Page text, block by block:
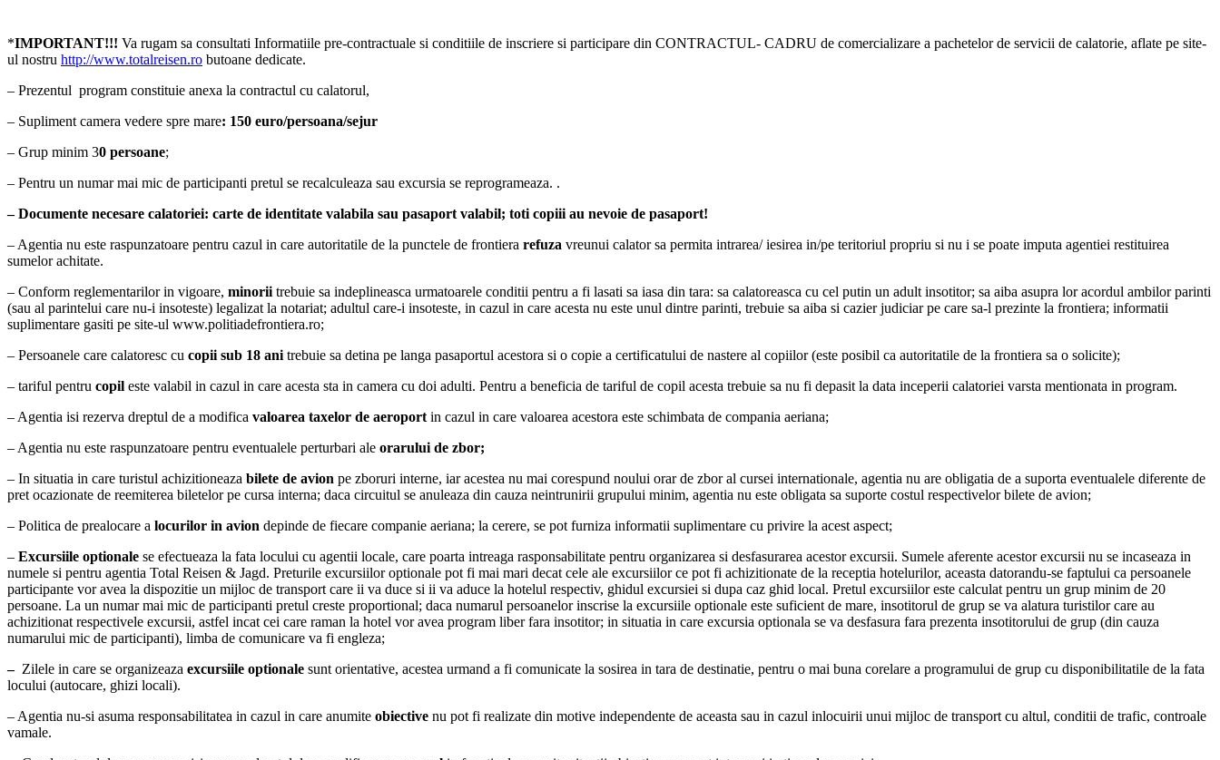
*IMPORTANT!!! Va rugam sa consultati Informatiile pre-contractuale si conditiile de inscriere si participare din CONTRACTUL- CADRU de comercializare a pachetelor de servicii de calatorie, aflate pe site-
ul nostru http://www.totalreisen.ro butoane dedicate.
– Prezentul program constituie anexa la contractul cu calatorul,
– Supliment camera vedere spre mare: 150 euro/persoana/sejur
– Grup minim 30 persoane;
– Pentru un numar mai mic de participanti pretul se recalculeaza sau excursia se reprogrameaza. .
– Documente necesare calatoriei: carte de identitate valabila sau pasaport valabil; toti copiii au nevoie de pasaport!
– Agentia nu este raspunzatoare pentru cazul in care autoritatile de la punctele de frontiera refuza vreunui calator sa permita intrarea/ iesirea in/pe teritoriul propriu si nu i se poate imputa agentiei restituirea
sumelor achitate.
– Conform reglementarilor in vigoare, minorii trebuie sa indeplineasca urmatoarele conditii pentru a fi lasati sa iasa din tara: sa calatoreasca cu cel putin un adult insotitor; sa aiba asupra lor acordul ambilor parinti
(sau al parintelui care nu-i insoteste) legalizat la notariat; adultul care-i insoteste, in cazul in care acesta nu este unul dintre parinti, trebuie sa aiba si cazier judiciar pe care sa-l prezinte la frontiera; informatii
suplimentare gasiti pe site-ul www.politiadefrontiera.ro;
– Persoanele care calatoresc cu copii sub 18 ani trebuie sa detina pe langa pasaportul acestora si o copie a certificatului de nastere al copiilor (este posibil ca autoritatile de la frontiera sa o solicite);
– tariful pentru copil este valabil in cazul in care acesta sta in camera cu doi adulti. Pentru a beneficia de tariful de copil acesta trebuie sa nu fi depasit la data inceperii calatoriei varsta mentionata in program.
– Agentia isi rezerva dreptul de a modifica valoarea taxelor de aeroport in cazul in care valoarea acestora este schimbata de compania aeriana;
– Agentia nu este raspunzatoare pentru eventualele perturbari ale orarului de zbor;
– In situatia in care turistul achizitioneaza bilete de avion pe zboruri interne, iar acestea nu mai corespund noului orar de zbor al cursei internationale, agentia nu are obligatia de a suporta eventualele diferente de
pret ocazionate de reemiterea biletelor pe cursa interna; daca circuitul se anuleaza din cauza neintrunirii grupului minim, agentia nu este obligata sa suporte costul respectivelor bilete de avion;
– Politica de prealocare a locurilor in avion depinde de fiecare companie aeriana; la cerere, se pot furniza informatii suplimentare cu privire la acest aspect;
– Excursiile optionale se efectueaza la fata locului cu agentii locale, care poarta intreaga rasponsabilitate pentru organizarea si desfasurarea acestor excursii. Sumele aferente acestor excursii nu se incaseaza in
numele si pentru agentia Total Reisen & Jagd. Preturile excursiilor optionale pot fi mai mari decat cele ale excursiilor ce pot fi achizitionate de la receptia hotelurilor, aceasta datorandu-se faptului ca persoanele
participante vor avea la dispozitie un mijloc de transport care ii va duce si ii va aduce la hotelul respectiv, ghidul excursiei si dupa caz ghid local. Pretul excursiilor este calculat pentru un grup minim de 20
persoane. La un numar mai mic de participanti pretul creste proportional; daca numarul persoanelor inscrise la excursiile optionale este suficient de mare, insotitorul de grup se va alatura turistilor care au
achizitionat respectivele excursii, astfel incat cei care raman la hotel vor avea program liber fara insotitor; in situatia in care excursia optionala se va desfasura fara prezenta insotitorului de grup (din cauza
numarului mic de participanti), limba de comunicare va fi engleza;
– Zilele in care se organizeaza excursiile optionale sunt orientative, acestea urmand a fi comunicate la sosirea in tara de destinatie, pentru o mai buna corelare a programului de grup cu disponibilitatile de la fata
locului (autocare, ghizi locali).
– Agentia nu-si asuma responsabilitatea in cazul in care anumite obiective nu pot fi realizate din motive independente de aceasta sau in cazul inlocuirii unui mijloc de transport cu altul, conditii de trafic, controale
vamale.